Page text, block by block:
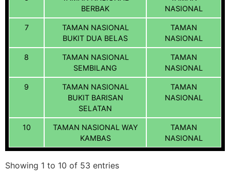
BERBAK
NASIONAL
7
TAMAN NASIONAL
BUKIT DUA BELAS
TAMAN
NASIONAL
8
TAMAN NASIONAL
SEMBILANG
TAMAN
NASIONAL
9
TAMAN NASIONAL
BUKIT BARISAN
SELATAN
TAMAN
NASIONAL
10
TAMAN NASIONAL WAY
KAMBAS
TAMAN
NASIONAL
Showing 1 to 10 of 53 entries